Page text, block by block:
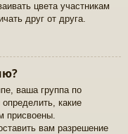
цвета участникам
друг от друга.
ваша группа по
какие
присвоены.
вам разрешение